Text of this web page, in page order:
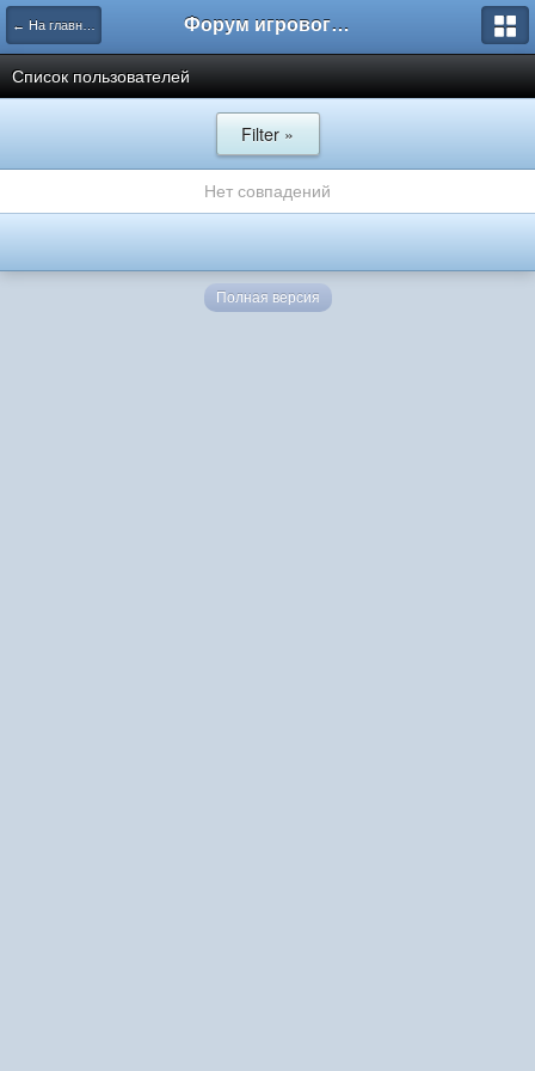
← На главную Форум игрового проекта Riverrise
Список пользователей
Filter »
Нет совпадений
Полная версия